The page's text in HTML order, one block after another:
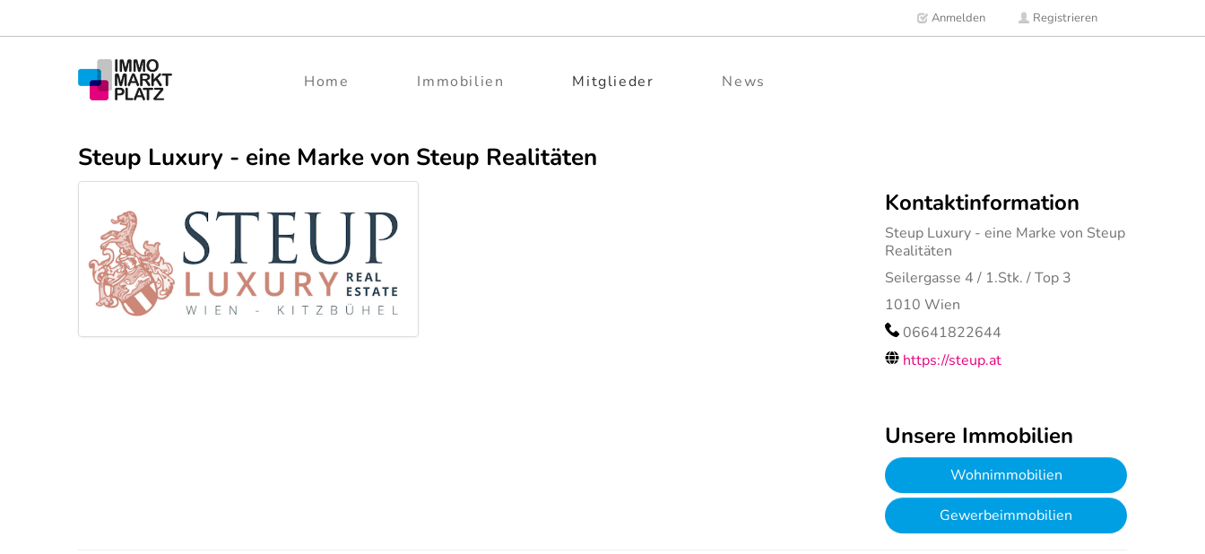
Anmelden Registrieren
Home Immobilien Mitglieder News
Steup Luxury - eine Marke von Steup Realitäten
Kontaktinformation
Steup Luxury - eine Marke von Steup
Realitäten
Seilergasse 4 / 1.Stk. / Top 3
1010 Wien
06641822644
https://steup.at
Unsere Immobilien
Wohnimmobilien
Gewerbeimmobilien